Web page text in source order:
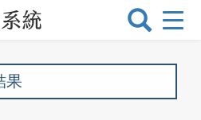
選
換
果